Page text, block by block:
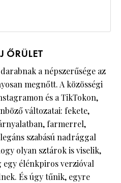
ŐRÜLET
a népszerűsége az
megnőtt. A közösségi
és a TikTokon,
változatai: fekete,
farmerrel,
szabású nadrággal
olyan sztárok is viselik,
egy élénkpiros verzióval
És úgy tűnik, egyre